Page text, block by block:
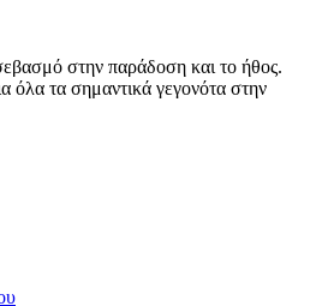
στην παράδοση και το ήθος.
όλα τα σημαντικά γεγονότα στην